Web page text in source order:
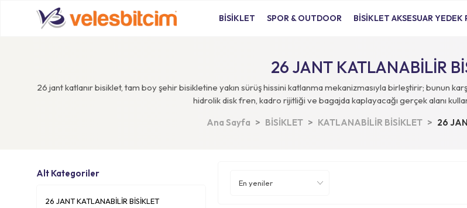
BİSİKLET SPOR & OUTDOOR BİSİKLET AKSESUAR YEDEK
26 JANT KATLANABİLİR
26 jant katlanır bisiklet, tam boy şehir bisikletine yakın sürüş hissini katlanma mekanizmasıyla birleştirir; bunun
hidrolik disk fren, kadro rijitliği ve bagajda kaplayacağı gerçek alanı
Ana Sayfa
BİSİKLET KATLANABİLİR BİSİKLET 26
Alt Kategoriler
26 JANT KATLANABİLİR BİSİKLET